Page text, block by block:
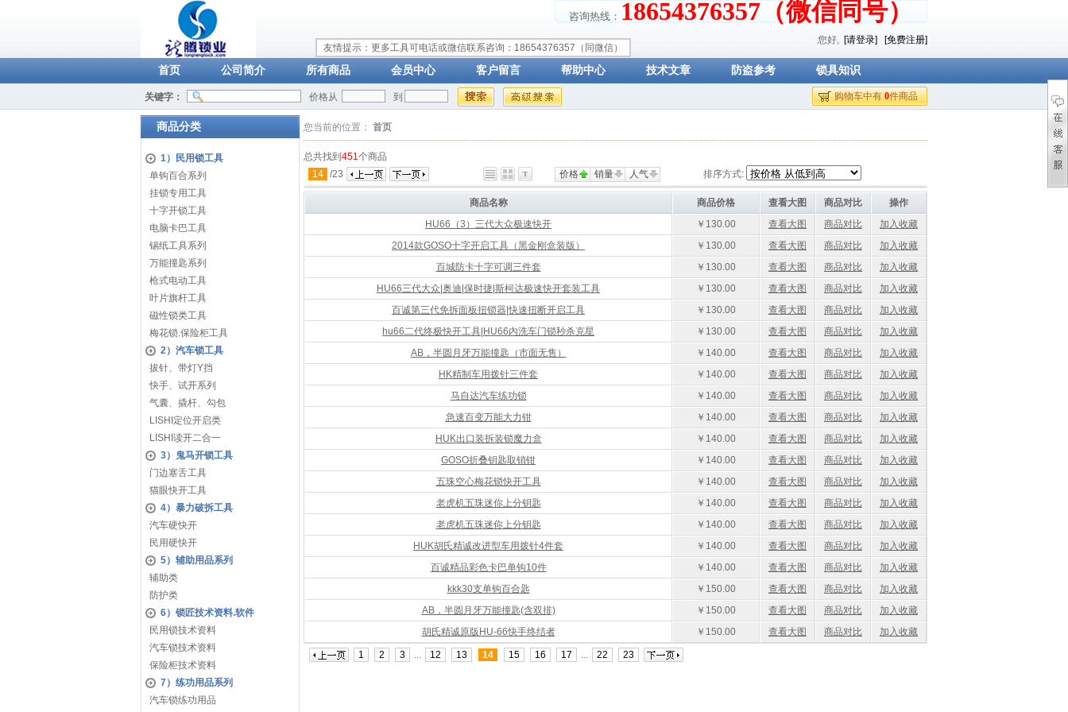
友情提示：更多工具可电话或微信联系咨询：18654376357（同微信）
您好, [请登录] [免费注册]
咨询热线： 18654376357（微信同号）
首页 公司简介 所有商品 会员中心 客户留言 帮助中心 技术文章 防盗参考 锁具知识
购物车中有 0件商品
关键字： 价格从 到
商品分类
1）民用锁工具
单钩百合系列
挂锁专用工具
十字开锁工具
电脑卡巴工具
锡纸工具系列
万能撞匙系列
枪式电动工具
叶片旗杆工具
磁性锁类工具
梅花锁.保险柜工具
2）汽车锁工具
拔针、带灯Y挡
快手、试开系列
气囊、撬杆、勾包
LISHI定位开启类
LISHI读开二合一
3）鬼马开锁工具
门边塞舌工具
猫眼快开工具
4）暴力破拆工具
汽车硬快开
民用硬快开
5）辅助用品系列
辅助类
防护类
6）锁匠技术资料.软件
民用锁技术资料
汽车锁技术资料
保险柜技术资料
7）练功用品系列
汽车锁练功用品
您当前的位置： 首页
总共找到 451个商品
14 /23 价格 销量 人气 排序方式:
商品名称 商品价格 查看大图 商品对比
操作
HU66（3）三代大众极速快开
￥130.00 查看大图 商品对比
加入收藏
2014款GOSO十字开启工具（黑金刚盒装版）
￥130.00 查看大图 商品对比
加入收藏
百城防卡十字可调三件套
￥130.00 查看大图 商品对比
加入收藏
HU66三代大众|奥迪|保时捷|斯柯达极速快开套装工具
￥130.00 查看大图 商品对比
加入收藏
百诚第三代免拆面板扭锁器|快速扭断开启工具
￥130.00 查看大图 商品对比
加入收藏
hu66二代终极快开工具|HU66内洗车门锁秒杀克星
￥130.00 查看大图 商品对比
加入收藏
AB，半圆月牙万能撞匙（市面无售）
￥140.00 查看大图 商品对比
加入收藏
HK精制车用拨针三件套
￥140.00 查看大图 商品对比
加入收藏
马自达汽车练功锁
￥140.00 查看大图 商品对比
加入收藏
急速百变万能大力钳
￥140.00 查看大图 商品对比
加入收藏
HUK出口装拆装锁魔力盒
￥140.00 查看大图 商品对比
加入收藏
GOSO折叠钥匙取销钳
￥140.00 查看大图 商品对比
加入收藏
五珠空心梅花锁快开工具
￥140.00 查看大图 商品对比
加入收藏
老虎机五珠迷你上分钥匙
￥140.00 查看大图 商品对比
加入收藏
老虎机五珠迷你上分钥匙
￥140.00 查看大图 商品对比
加入收藏
HUK胡氏精诚改进型车用拨针4件套
￥140.00 查看大图 商品对比
加入收藏
百诚精品彩色卡巴单钩10件
￥140.00 查看大图 商品对比
加入收藏
kkk30支单钩百合匙
￥150.00 查看大图 商品对比
加入收藏
AB，半圆月牙万能撞匙(含双排)
￥150.00 查看大图 商品对比
加入收藏
胡氏精诚原版HU-66快手终结者
￥150.00 查看大图 商品对比 加入收藏
1 2 3 ... 12 13 14 15 16 17 ... 22 23